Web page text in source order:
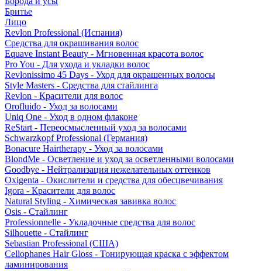
Бритье
Лицо
Revlon Professional (Испания)
Средства для окрашивания волос
Equave Instant Beauty - Мгновенная красота волос
Pro You - Для ухода и укладки волос
Revlonissimo 45 Days - Уход для окрашенных волосы
Style Masters - Средства для стайлинга
Revlon - Красители для волос
Orofluido - Уход за волосами
Uniq One - Уход в одном флаконе
ReStart - Переосмысленный уход за волосами
Schwarzkopf Professional (Германия)
Bonacure Hairtherapy - Уход за волосами
BlondMe - Осветление и уход за осветленными волосами
Goodbye - Нейтрализация нежелательных оттенков
Oxigenta - Окислители и средства для обесцвечивания
Igora - Красители для волос
Natural Styling - Химическая завивка волос
Osis - Стайлинг
Professionnelle - Укладочные средства для волос
Silhouette - Стайлинг
Sebastian Professional (США)
Cellophanes Hair Gloss - Тонирующая краска с эффектом
ламинирования